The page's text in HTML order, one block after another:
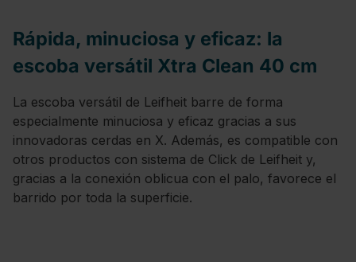
Rápida, minuciosa y eficaz: la
escoba versátil Xtra Clean 40 cm
La escoba versátil de Leifheit barre de forma
especialmente minuciosa y eficaz gracias a sus
innovadoras cerdas en X. Además, es compatible con
otros productos con sistema de Click de Leifheit y,
gracias a la conexión oblicua con el palo, favorece el
barrido por toda la superficie.